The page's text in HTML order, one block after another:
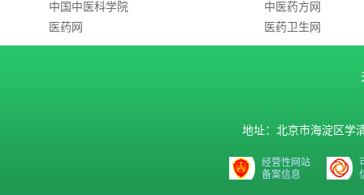
中国中医科学院
医药网
中医药方网
医药卫生网
地址：北京市海淀区学
经营性网站
备案信息